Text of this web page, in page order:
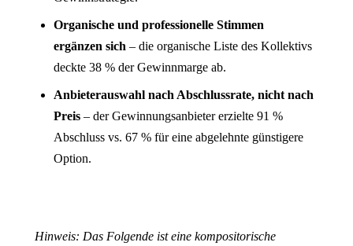
Organische und professionelle Stimmen
ergänzen sich – die organische Liste des Kollektivs
deckte 38 % der Gewinnmarge ab.
Anbieterauswahl nach Abschlussrate, nicht nach
Preis – der Gewinnungsanbieter erzielte 91 %
Abschluss vs. 67 % für eine abgelehnte günstigere
Option.
Hinweis: Das Folgende ist eine kompositorische